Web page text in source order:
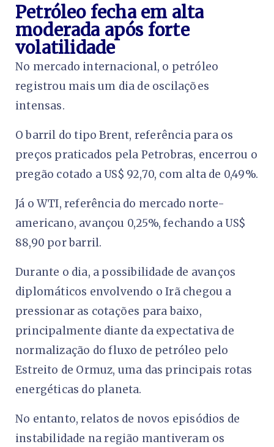
Petróleo fecha em alta
moderada após forte
volatilidade
No mercado internacional, o petróleo
registrou mais um dia de oscilações
intensas.
O barril do tipo Brent, referência para os
preços praticados pela Petrobras, encerrou o
pregão cotado a US$ 92,70, com alta de 0,49%.
Já o WTI, referência do mercado norte-
americano, avançou 0,25%, fechando a US$
88,90 por barril.
Durante o dia, a possibilidade de avanços
diplomáticos envolvendo o Irã chegou a
pressionar as cotações para baixo,
principalmente diante da expectativa de
normalização do fluxo de petróleo pelo
Estreito de Ormuz, uma das principais rotas
energéticas do planeta.
No entanto, relatos de novos episódios de
instabilidade na região mantiveram os